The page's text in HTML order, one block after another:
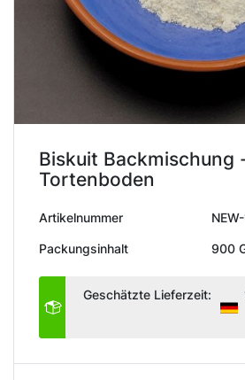
Biskuit Backmischung
Tortenboden
Artikelnummer
Packungsinhalt 900
Geschätzte Lieferzeit: